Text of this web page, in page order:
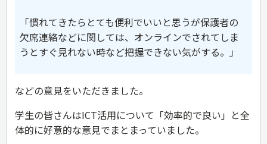
「慣れてきたらとても便利でいいと思うが保護者の
欠席連絡などに関しては、オンラインでされてしま
うとすぐ見れない時など把握できない気がする。」
などの意見をいただきました。
学生の皆さんはICT活用について「効率的で良い」と全
体的に好意的な意見でまとまっていました。